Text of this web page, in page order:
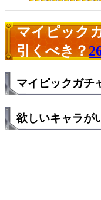
マイピック
引くべき？
マイピックガチ
欲しいキャラが